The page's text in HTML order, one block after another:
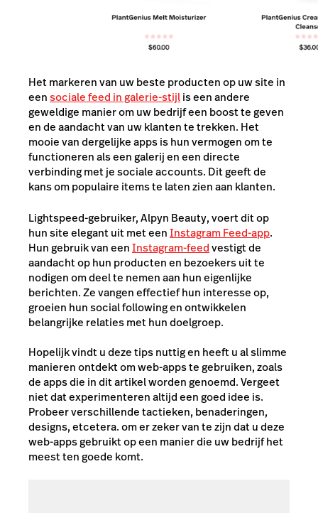
Het markeren van uw beste producten op uw site in
eensociale feed in galerie-stijlis een andere
geweldige manier om uw bedrijf een boost te geven
en de aandacht van uw klanten te trekken. Het
mooie van dergelijke apps is hun vermogen om te
functioneren als een galerij en een directe
verbinding met je sociale accounts. Dit geeft de
kans om populaire items te laten zien aan klanten.
Lightspeed-gebruiker, Alpyn Beauty, voert dit op
hun site elegant uit met eenInstagram Feed-app.
Hun gebruik van eenInstagram-feedvestigt de
aandacht op hun producten en bezoekers uit te
nodigen om deel te nemen aan hun eigenlijke
berichten. Ze vangen effectief hun interesse op,
groeien hun social following en ontwikkelen
belangrijke relaties met hun doelgroep.
Hopelijk vindt u deze tips nuttig en heeft u al slimme
manieren ontdekt om web-apps te gebruiken, zoals
de apps die in dit artikel worden genoemd. Vergeet
niet dat experimenteren altijd een goed idee is.
Probeer verschillende tactieken, benaderingen,
designs, etcetera. om er zeker van te zijn dat u deze
web-apps gebruikt op een manier die uw bedrijf het
meest ten goede komt.